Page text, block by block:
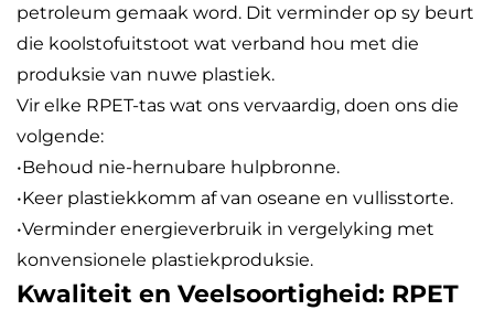
petroleum gemaak word. Dit verminder op sy beurt
die koolstofuitstoot wat verband hou met die
produksie van nuwe plastiek.
Vir elke RPET-tas wat ons vervaardig, doen ons die
volgende:
•Behoud nie-hernubare hulpbronne.
•Keer plastiekkomm af van oseane en vullisstorte.
•Verminder energieverbruik in vergelyking met
konvensionele plastiekproduksie.
Kwaliteit en Veelsoortigheid: RPET